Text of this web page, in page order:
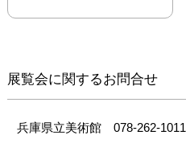
後初公開！
□昨年度に新しく収蔵し
展覧会に関するお問合せ
兵庫県立美術館　078-262-1011